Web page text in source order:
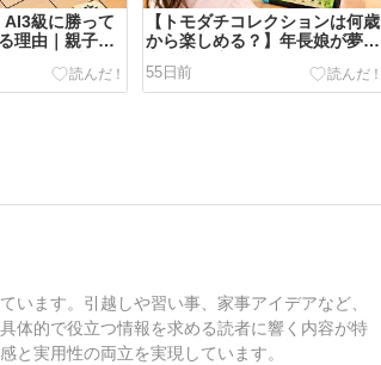
AI3級に勝って
理由｜親子対
【トモダチコレクションは何歳
から楽しめる？】年長娘が夢
ビュー
55日前
ます。引越しや習い事、家事アイデアなど、
体的で役立つ情報を求める読者に響く内容が特
と実用性の両立を実現しています。